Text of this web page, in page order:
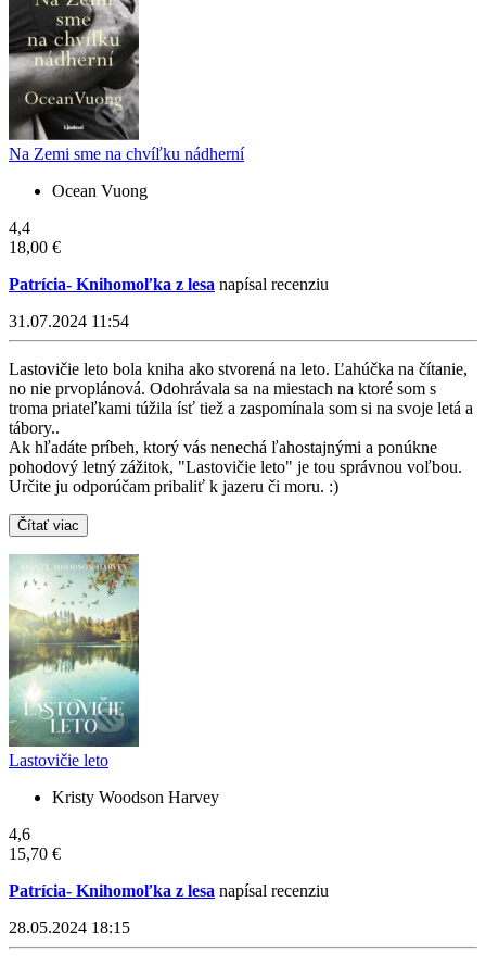
Na Zemi sme na chvíľku nádherní
Ocean Vuong
4,4
18,00 €
Patrícia- Knihomoľka z lesa napísal recenziu
31.07.2024 11:54
Lastovičie leto bola kniha ako stvorená na leto. Ľahúčka na čítanie,
no nie prvoplánová. Odohrávala sa na miestach na ktoré som s
troma priateľkami túžila ísť tiež a zaspomínala som si na svoje letá a
tábory..
Ak hľadáte príbeh, ktorý vás nenechá ľahostajnými a ponúkne
pohodový letný zážitok, "Lastovičie leto" je tou správnou voľbou.
Určite ju odporúčam pribaliť k jazeru či moru. :)
Čítať viac
Lastovičie leto
Kristy Woodson Harvey
4,6
15,70 €
Patrícia- Knihomoľka z lesa napísal recenziu
28.05.2024 18:15